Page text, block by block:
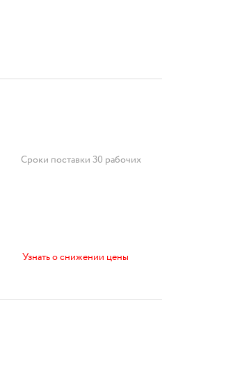
Сроки поставки 30 рабочих
Узнать о снижении цены